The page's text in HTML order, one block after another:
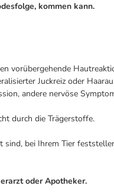
kommen kann.
vorübergehende
Juckreiz oder
andere nervöse
durch die Trägerstoffe.
sind, bei Ihrem Tier
oder Apotheker.